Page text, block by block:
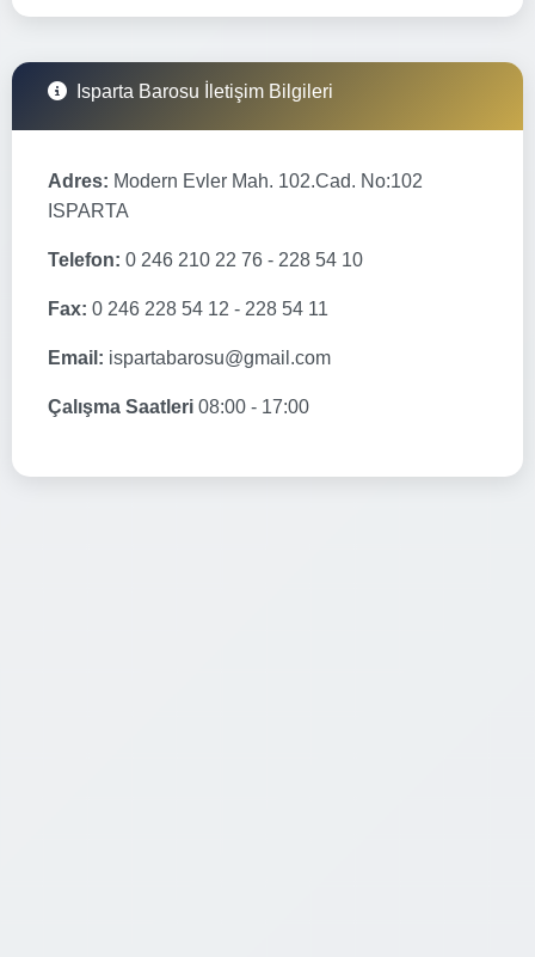
Isparta Barosu İletişim Bilgileri
Adres: Modern Evler Mah. 102.Cad. No:102
ISPARTA
Telefon: 0 246 210 22 76 - 228 54 10
Fax: 0 246 228 54 12 - 228 54 11
Email: ispartabarosu@gmail.com
Çalışma Saatleri 08:00 - 17:00